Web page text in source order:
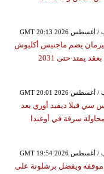
يضم ماجنيس أكليوش
يمتد حتى 2031
سي فيلا ديفيد أوري بعد
سرقة في أوغندا
ويفضل برشلونة على